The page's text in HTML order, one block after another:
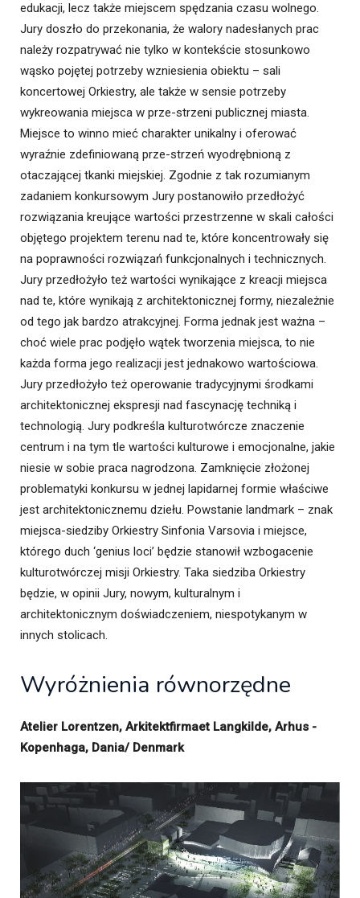
edukacji, lecz także miejscem spędzania czasu wolnego.
Jury doszło do przekonania, że walory nadesłanych prac
należy rozpatrywać nie tylko w kontekście stosunkowo
wąsko pojętej potrzeby wzniesienia obiektu – sali
koncertowej Orkiestry, ale także w sensie potrzeby
wykreowania miejsca w prze-strzeni publicznej miasta.
Miejsce to winno mieć charakter unikalny i oferować
wyraźnie zdefiniowaną prze-strzeń wyodrębnioną z
otaczającej tkanki miejskiej. Zgodnie z tak rozumianym
zadaniem konkursowym Jury postanowiło przedłożyć
rozwiązania kreujące wartości przestrzenne w skali całości
objętego projektem terenu nad te, które koncentrowały się
na poprawności rozwiązań funkcjonalnych i technicznych.
Jury przedłożyło też wartości wynikające z kreacji miejsca
nad te, które wynikają z architektonicznej formy, niezależnie
od tego jak bardzo atrakcyjnej. Forma jednak jest ważna –
choć wiele prac podjęło wątek tworzenia miejsca, to nie
każda forma jego realizacji jest jednakowo wartościowa.
Jury przedłożyło też operowanie tradycyjnymi środkami
architektonicznej ekspresji nad fascynację techniką i
technologią. Jury podkreśla kulturotwórcze znaczenie
centrum i na tym tle wartości kulturowe i emocjonalne, jakie
niesie w sobie praca nagrodzona. Zamknięcie złożonej
problematyki konkursu w jednej lapidarnej formie właściwe
jest architektonicznemu dziełu. Powstanie landmark – znak
miejsca-siedziby Orkiestry Sinfonia Varsovia i miejsce,
którego duch ‘genius loci’ będzie stanowił wzbogacenie
kulturotwórczej misji Orkiestry. Taka siedziba Orkiestry
będzie, w opinii Jury, nowym, kulturalnym i
architektonicznym doświadczeniem, niespotykanym w
innych stolicach.
Wyróżnienia równorzędne
Atelier Lorentzen, Arkitektfirmaet Langkilde, Arhus -
Kopenhaga, Dania/ Denmark